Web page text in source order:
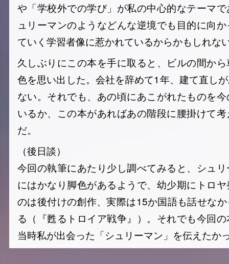
や「学校外での学び」が私の中心的なテーマ
ュリーマンのようなどんな逆境でも目的に向
ていく学習者像に惹かれているからかもしれな
久しぶりにこの本を手に取ると、ビルの間か
色を思い出した。会社を辞めて1年、建て直し
ない。それでも、あの頃にあこがれたものを
いるか、この本があればあの階段に腰掛けて
だ。
（後日談）
今回の執筆にあたり少し調べてみると、シュ
にはかなり脚色があるようで、幼少期にトロ
のは後付けの創作、実際は15か国語も話せな
る（『甦るトロイア戦争』）。それでも今回
当時私が出会った「シュリーマン」を伝えたか